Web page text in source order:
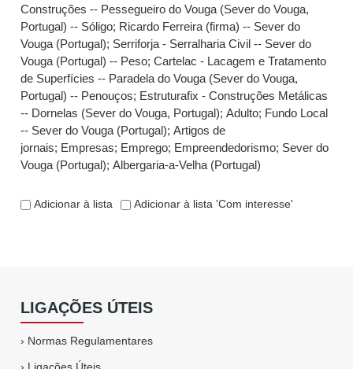
Construções -- Pessegueiro do Vouga (Sever do Vouga,
Portugal) -- Sóligo; Ricardo Ferreira (firma) -- Sever do
Vouga (Portugal); Serriforja - Serralharia Civil -- Sever do
Vouga (Portugal) -- Peso;Cartelac - Lacagem e Tratamento
de Superfícies -- Paradela do Vouga (Sever do Vouga,
Portugal) -- Penouços; Estruturafix - Construções Metálicas
-- Dornelas (Sever do Vouga, Portugal);Adulto; Fundo Local
-- Sever do Vouga (Portugal);Artigos de
jornais; Empresas; Emprego; Empreendedorismo; Sever do
Vouga (Portugal);Albergaria-a-Velha (Portugal)
Adicionar à lista Adicionar à lista 'Com interesse'
LIGAÇÕES ÚTEIS
› Normas Regulamentares